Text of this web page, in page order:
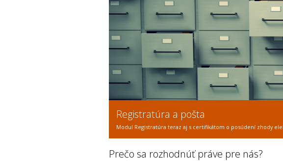
Registratúra a pošta
Modul Registratúra teraz aj s certifikátom o posúdení zhody
Prečo sa rozhodnúť práve pre nás?